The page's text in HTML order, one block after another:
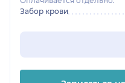
Забор крови